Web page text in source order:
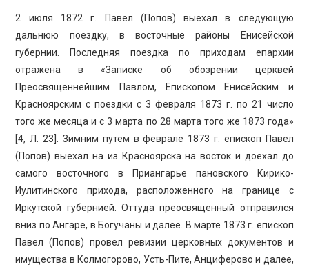
2 июля 1872 г. Павел (Попов) выехал в следующую
дальнюю поездку, в восточные районы Енисейской
губернии. Последняя поездка по приходам епархии
отражена в «Записке об обозрении церквей
Преосвященнейшим Павлом, Епископом Енисейским и
Красноярским с поездки с 3 февраля 1873 г. по 21 число
того же месяца и с 3 марта по 28 марта того же 1873 года»
[4, Л. 23]. Зимним путем в феврале 1873 г. епископ Павел
(Попов) выехал на из Красноярска на восток и доехал до
самого восточного в Приангарье пановского Кирико-
Иулитинского прихода, расположенного на границе с
Иркутской губернией. Оттуда преосвященный отправился
вниз по Ангаре, в Богучаны и далее. В марте 1873 г. епископ
Павел (Попов) провел ревизии церковных документов и
имущества в Колмогорово, Усть-Пите, Анциферово и далее,